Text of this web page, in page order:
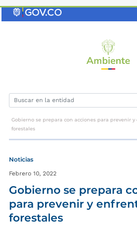
Gobierno se prepara con acciones para prevenir
forestales
Noticias
Febrero 10, 2022
Gobierno se prepara
para prevenir y
forestales